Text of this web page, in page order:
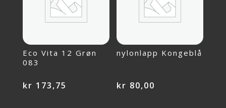
Eco Vita 12 Grøn
083
kr 173,75
nylonlapp Kongeblå
kr 80,00